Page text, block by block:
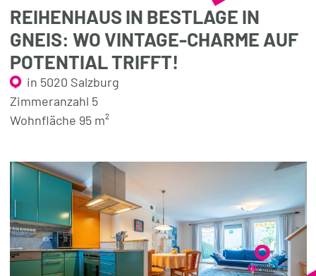
REIHENHAUS IN BESTLAGE IN
GNEIS: WO VINTAGE-CHARME AUF
POTENTIAL TRIFFT!
in 5020 Salzburg
Zimmeranzahl 5
Wohnfläche 95 m²